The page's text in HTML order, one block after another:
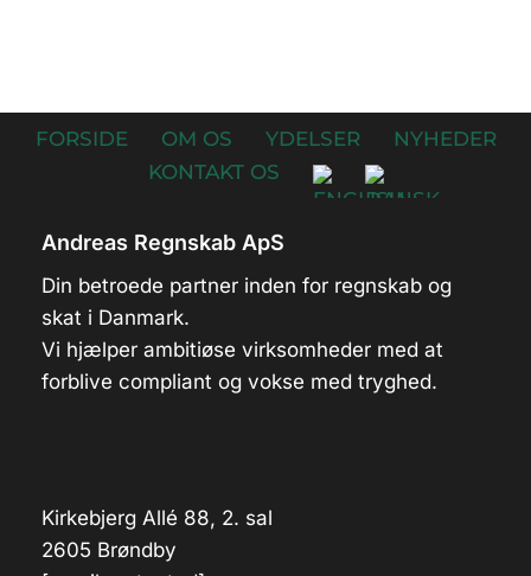
FORSIDE OM OS YDELSER
NYHEDER
KONTAKT OS
Andreas Regnskab ApS
Din betroede partner inden for regnskab og
skat i Danmark.
Vi hjælper ambitiøse virksomheder med at
forblive compliant og vokse med tryghed.
Kirkebjerg Allé 88, 2. sal
2605 Brøndby